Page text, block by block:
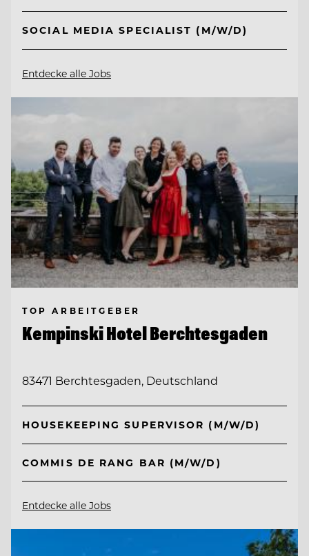
SOCIAL MEDIA SPECIALIST (M/W/D)
Entdecke alle Jobs
TOP ARBEITGEBER
Kempinski Hotel Berchtesgaden
83471 Berchtesgaden, Deutschland
HOUSEKEEPING SUPERVISOR (M/W/D)
COMMIS DE RANG BAR (M/W/D)
Entdecke alle Jobs